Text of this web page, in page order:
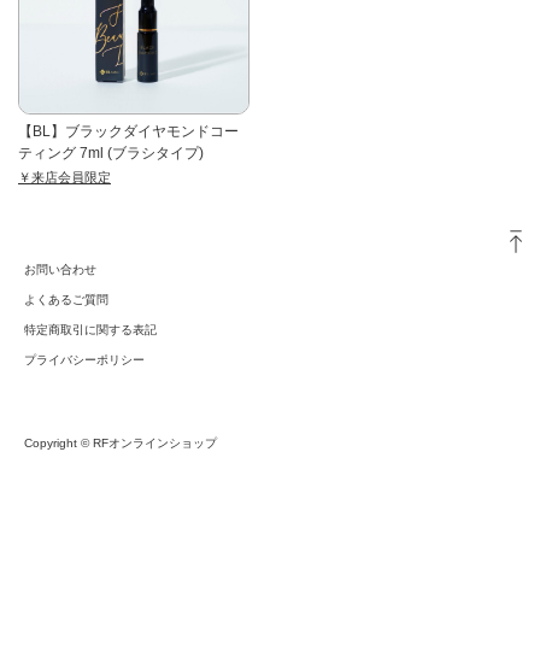
【BL】ブラックダイヤモンドコー
ティング 7ml (ブラシタイプ)
￥来店会員限定
お問い合わせ
よくあるご質問
特定商取引に関する表記
プライバシーポリシー
Copyright © RFオンラインショップ